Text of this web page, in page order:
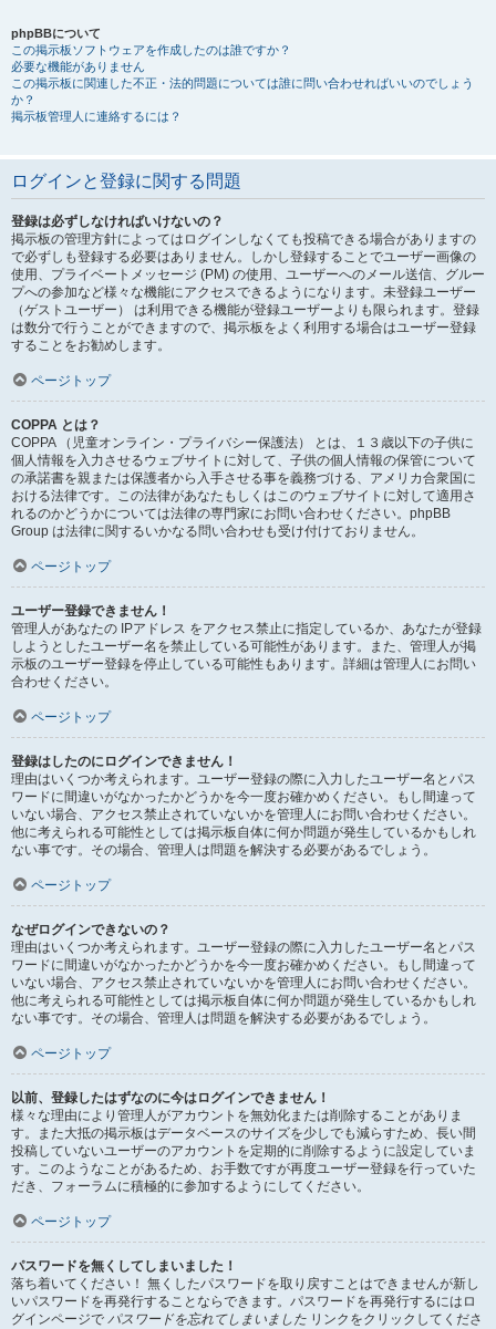
phpBBについて
この掲示板ソフトウェアを作成したのは誰ですか？
必要な機能がありません
この掲示板に関連した不正・法的問題については誰に問い合わせればいいのでしょう
か？
掲示板管理人に連絡するには？
ログインと登録に関する問題
登録は必ずしなければいけないの？
掲示板の管理方針によってはログインしなくても投稿できる場合がありますの
で必ずしも登録する必要はありません。しかし登録することでユーザー画像の
使用、プライベートメッセージ (PM) の使用、ユーザーへのメール送信、グルー
プへの参加など様々な機能にアクセスできるようになります。未登録ユーザー
（ゲストユーザー） は利用できる機能が登録ユーザーよりも限られます。登録
は数分で行うことができますので、掲示板をよく利用する場合はユーザー登録
することをお勧めします。
ページトップ
COPPA とは？
COPPA （児童オンライン・プライバシー保護法） とは、１３歳以下の子供に
個人情報を入力させるウェブサイトに対して、子供の個人情報の保管について
の承諾書を親または保護者から入手させる事を義務づける、アメリカ合衆国に
おける法律です。この法律があなたもしくはこのウェブサイトに対して適用さ
れるのかどうかについては法律の専門家にお問い合わせください。phpBB
Group は法律に関するいかなる問い合わせも受け付けておりません。
ページトップ
ユーザー登録できません！
管理人があなたの IPアドレス をアクセス禁止に指定しているか、あなたが登録
しようとしたユーザー名を禁止している可能性があります。また、管理人が掲
示板のユーザー登録を停止している可能性もあります。詳細は管理人にお問い
合わせください。
ページトップ
登録はしたのにログインできません！
理由はいくつか考えられます。ユーザー登録の際に入力したユーザー名とパス
ワードに間違いがなかったかどうかを今一度お確かめください。もし間違って
いない場合、アクセス禁止されていないかを管理人にお問い合わせください。
他に考えられる可能性としては掲示板自体に何か問題が発生しているかもしれ
ない事です。その場合、管理人は問題を解決する必要があるでしょう。
ページトップ
なぜログインできないの？
理由はいくつか考えられます。ユーザー登録の際に入力したユーザー名とパス
ワードに間違いがなかったかどうかを今一度お確かめください。もし間違って
いない場合、アクセス禁止されていないかを管理人にお問い合わせください。
他に考えられる可能性としては掲示板自体に何か問題が発生しているかもしれ
ない事です。その場合、管理人は問題を解決する必要があるでしょう。
ページトップ
以前、登録したはずなのに今はログインできません！
様々な理由により管理人がアカウントを無効化または削除することがありま
す。また大抵の掲示板はデータベースのサイズを少しでも減らすため、長い間
投稿していないユーザーのアカウントを定期的に削除するように設定していま
す。このようなことがあるため、お手数ですが再度ユーザー登録を行っていた
だき、フォーラムに積極的に参加するようにしてください。
ページトップ
パスワードを無くしてしまいました！
落ち着いてください！ 無くしたパスワードを取り戻すことはできませんが新し
いパスワードを再発行することならできます。パスワードを再発行するにはロ
グインページで パスワードを忘れてしまいました リンクをクリックしてくださ